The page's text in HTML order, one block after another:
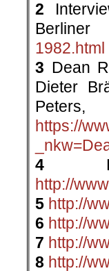
2
1982.html
3 Dean
Dieter
https://
4
http://
5 http://
6 http://
7 http://
8 http://